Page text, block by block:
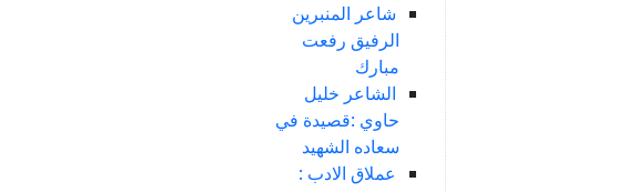
شاعر المنبرين
الرفيق رفعت
مبارك
الشاعر خليل
حاوي :قصيدة في
سعاده الشهيد
عملاق الادب :